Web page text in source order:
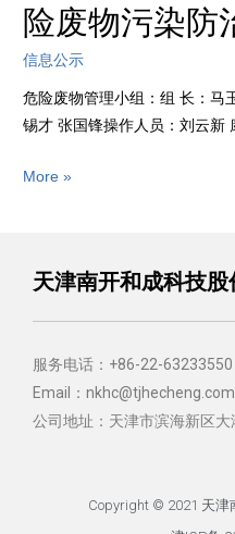
险废物污染防
信息公示
危险废物管理小组：组 长：马
锡才 张国锋操作人员：刘云新
More »
天津南开和成科技股
服务电话：+86-22-63233550
Email：
公司地址：天津市滨海新区
Copyright © 2021 天津